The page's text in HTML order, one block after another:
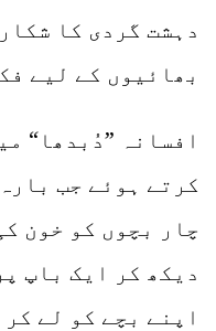
دہشت گردی کا
بھائیوں کے لیے
افسانہ ”دُبدھا“
کرتے ہوئے جب
چار بچوں کو خون
دیکھ کر ایک باپ
اپنے بچے کو لے